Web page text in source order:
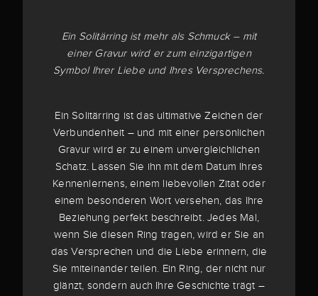
Ein Solitärring ist mehr als Schmuck – mit
einer Gravur wird er zum einzigartigen
Symbol Ihrer Liebe und Ihres Versprechens.
Ein Solitärring ist das ultimative Zeichen der
Verbundenheit – und mit einer persönlichen
Gravur wird er zu einem unvergleichlichen
Schatz. Lassen Sie ihn mit dem Datum Ihres
Kennenlernens, einem liebevollen Zitat oder
einem besonderen Wort versehen, das Ihre
Beziehung perfekt beschreibt. Jedes Mal,
wenn Sie diesen Ring tragen, wird er Sie an
das Versprechen und die Liebe erinnern, die
Sie miteinander teilen. Ein Ring, der nicht nur
glänzt, sondern auch Ihre Geschichte trägt –